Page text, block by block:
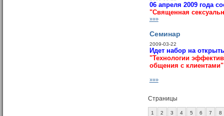
06 апреля 2009 года
"Священная
»»»
Семинар
2009-03-22
Идет набор на
"Технологии
общения с клиентами"
»»»
Страницы
1 2 3 4 5 6 7 8